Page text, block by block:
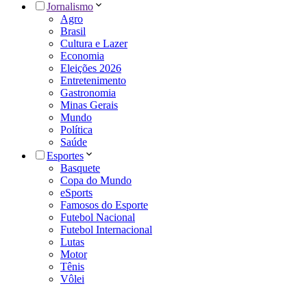
Jornalismo
Agro
Brasil
Cultura e Lazer
Economia
Eleições 2026
Entretenimento
Gastronomia
Minas Gerais
Mundo
Política
Saúde
Esportes
Basquete
Copa do Mundo
eSports
Famosos do Esporte
Futebol Nacional
Futebol Internacional
Lutas
Motor
Tênis
Vôlei